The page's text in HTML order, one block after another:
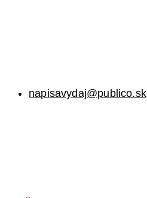
napisavydaj@publico.sk